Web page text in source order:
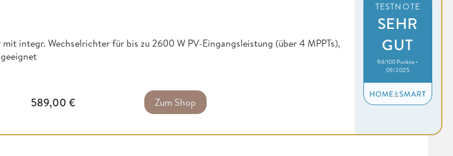
integr. Wechselrichter für bis zu 2600 W PV-Eingangsleistung (über 4 MPPTs),
589,00€ Zum Shop
TESTNOTE
SEHR
GUT
94/100 Punkte •
09/2025